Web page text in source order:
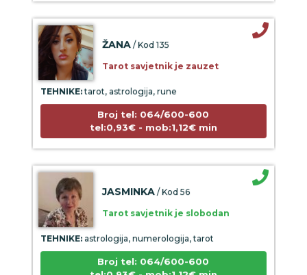
TEHNIKE:tarot, astrologija, rune
Broj tel: 064/600-600
tel:0,93€ - mob:1,12€ min
TEHNIKE:astrologija, numerologija, tarot
Broj tel: 064/600-600
tel:0,93€ - mob:1,12€ min